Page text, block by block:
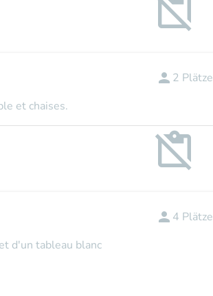
content_paste_off
et chaises.
person 2 Plätze
content_paste_off
d'un tableau blanc
person 4 Plätze